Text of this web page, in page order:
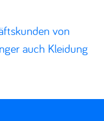
von
auch Kleidung